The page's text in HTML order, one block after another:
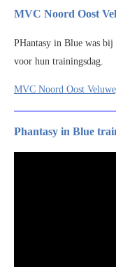
MVC Noord Oost
PHantasy in Blue was
voor hun trainingsdag.
MVC Noord Oost
Phantasy in Blue